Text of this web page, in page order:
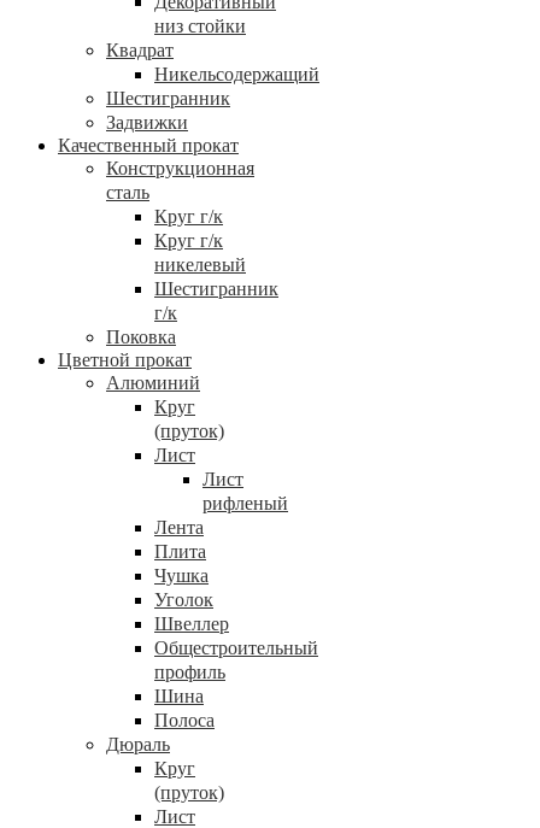
низ стойки
Квадрат
Никельсодержащий
Шестигранник
Задвижки
Качественный прокат
Конструкционная
сталь
Круг г/к
Круг г/к
никелевый
Шестигранник
г/к
Поковка
Цветной прокат
Алюминий
Круг
(пруток)
Лист
Лист
рифленый
Лента
Плита
Чушка
Уголок
Швеллер
Общестроительный
профиль
Шина
Полоса
Дюраль
Круг
(пруток)
Лист